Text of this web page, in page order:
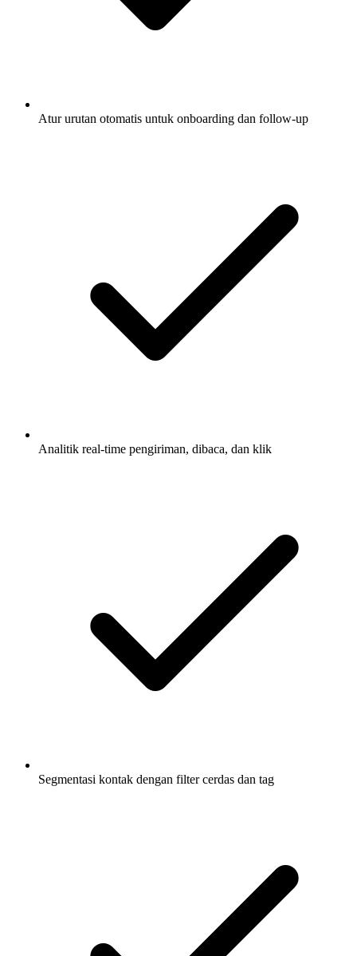
Atur urutan otomatis untuk onboarding dan follow-up
Analitik real-time pengiriman, dibaca, dan klik
Segmentasi kontak dengan filter cerdas dan tag